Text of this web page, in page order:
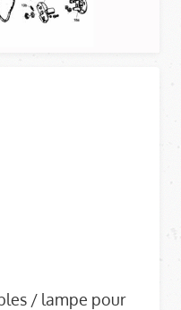
/ lampe pour